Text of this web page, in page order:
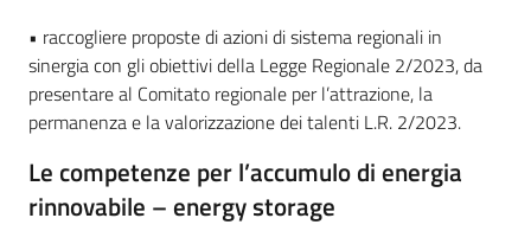
• raccogliere proposte di azioni di sistema regionali in
sinergia con gli obiettivi della Legge Regionale 2/2023, da
presentare al Comitato regionale per l’attrazione, la
permanenza e la valorizzazione dei talenti L.R. 2/2023.
Le competenze per l’accumulo di energia
rinnovabile – energy storage